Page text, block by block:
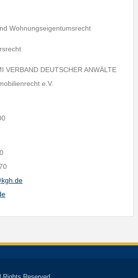
Wohnungseigentumsrecht
VERBAND DEUTSCHER ANWÄLTE
e.V.